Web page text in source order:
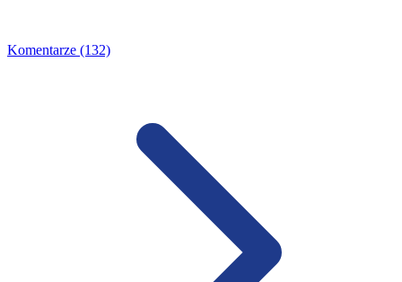
Komentarze (132)